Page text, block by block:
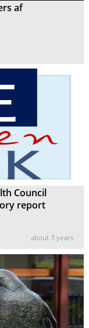
af
Council
report
about 3 years